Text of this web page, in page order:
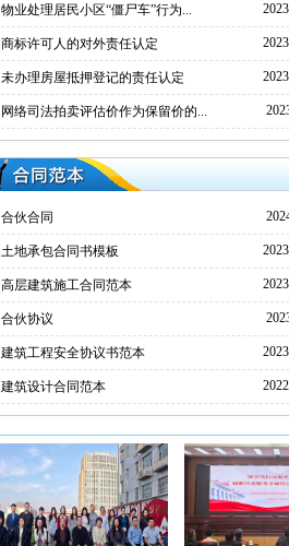
律所长期致力于学习
组织建设，打造具有 “浩然
气、蓬勃朝气、创新锐气、
胜志气”的优秀集体。现有
律师84人，许多律师是复合
型、专业性人才。主任郭桂
系 “全国优秀律师”，多人荣
获“山东省优秀律师”“山东
秀仲裁员”“泰安市十大法治
物”“泰安市十大女杰”等称号
一批律师荣获“泰安市优秀
师”“泰安市优秀专业律师”
号；一批律师入选山东省、
安市及其县（市、区）政府
物业处理居民小区“僵尸车”行为...
商标许可人的对外责任认定
未办理房屋抵押登记的责任认定
网络司法拍卖评估价作为保留价的...
合伙合同
土地承包合同书模板
高层建筑施工合同范本
合伙协议
建筑工程安全协议书范本
建筑设计合同范本